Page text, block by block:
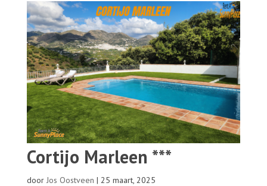
Cortijo Marleen ***
door Jos Oostveen | 25 maart, 2025